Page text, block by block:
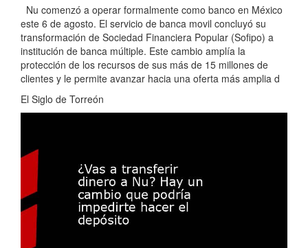
Nu comenzó a operar formalmente como banco en México
este 6 de agosto. El servicio de banca movil concluyó su
transformación de Sociedad Financiera Popular (Sofipo) a
institución de banca múltiple. Este cambio amplía la
protección de los recursos de sus más de 15 millones de
clientes y le permite avanzar hacia una oferta más amplia d
El Siglo de Torreón